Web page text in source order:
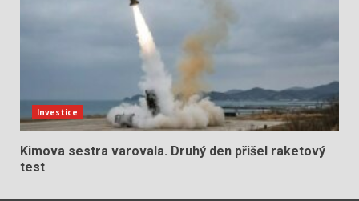
Investice
Kimova sestra varovala. Druhý den přišel raketový
test